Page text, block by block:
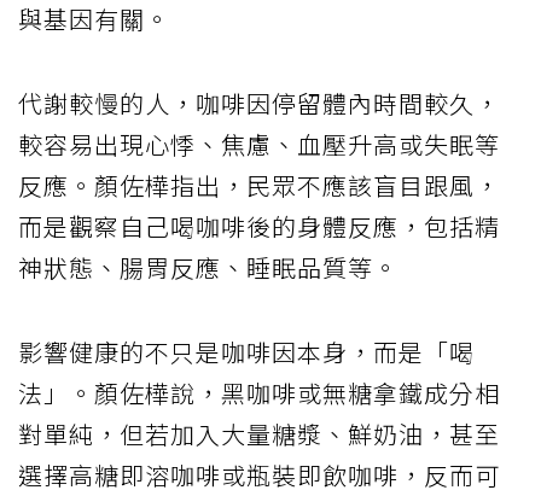
與基因有關。
代謝較慢的人，咖啡因停留體內時間較久，
較容易出現心悸、焦慮、血壓升高或失眠等
反應。顏佐樺指出，民眾不應該盲目跟風，
而是觀察自己喝咖啡後的身體反應，包括精
神狀態、腸胃反應、睡眠品質等。
影響健康的不只是咖啡因本身，而是「喝
法」。顏佐樺說，黑咖啡或無糖拿鐵成分相
對單純，但若加入大量糖漿、鮮奶油，甚至
選擇高糖即溶咖啡或瓶裝即飲咖啡，反而可